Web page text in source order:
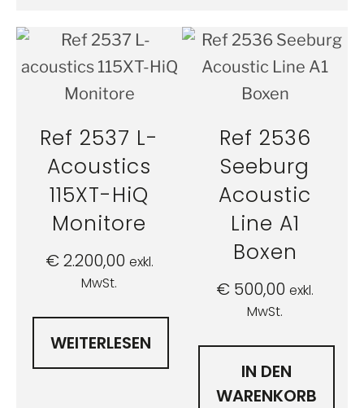
Ref 2537 L-
Acoustics
115XT-HiQ
Monitore
€2.200,00 exkl.
MwSt.
WEITERLESEN
Ref 2536
Seeburg
Acoustic
Line A1
Boxen
€ 500,00 exkl.
MwSt.
IN DEN
WARENKORB